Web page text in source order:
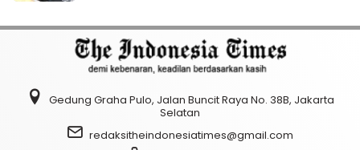
Gedung Graha Pulo, Jalan Buncit Raya No. 38B, Jakarta
Selatan
redaksitheindonesiatimes@gmail.com